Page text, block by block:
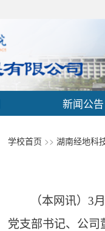
新闻公告
学校首页 >> 湖南经地科
（本网讯） 3
党支部书记、公司